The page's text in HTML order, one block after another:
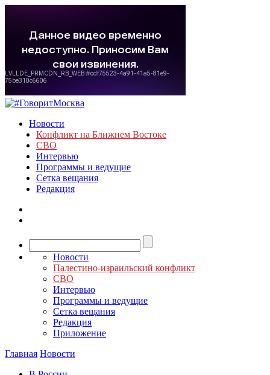
Новости
Конфликт на Ближнем Востоке
СВО
Интервью
Программы и ведущие
Сетка вещания
Редакция
Новости
Палестино-израильский конфликт
СВО
Интервью
Программы и ведущие
Сетка вещания
Редакция
Приложение
Главная Новости